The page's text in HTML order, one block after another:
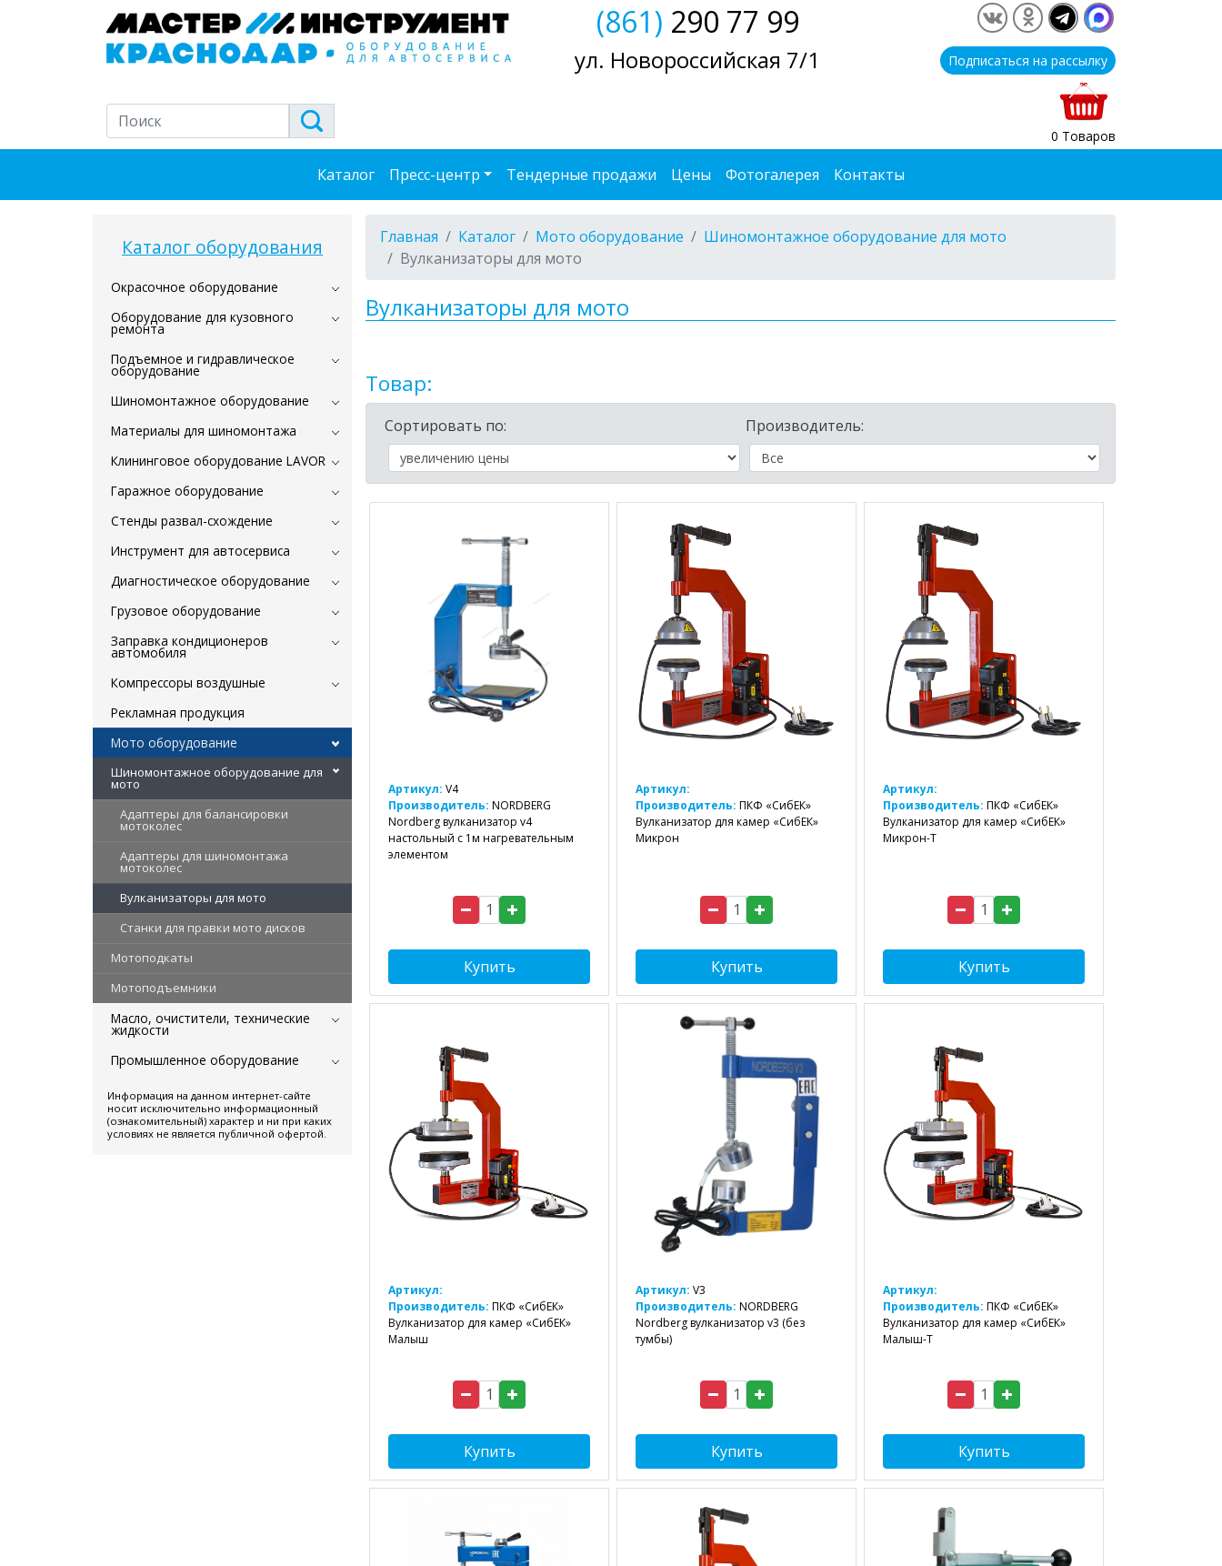
(861) 290 77 99
ул. Новороссийская 7/1 Подписаться на рассылку
0 Товаров
Каталог Пресс-центр Тендерные продажи Цены Фотогалерея Контакты
Каталог оборудования
Окрасочное оборудование
Оборудование для кузовного
ремонта
Подъемное и гидравлическое
оборудование
Шиномонтажное оборудование
Материалы для шиномонтажа
Клининговое оборудование LAVOR
Гаражное оборудование
Стенды развал-схождение
Инструмент для автосервиса
Диагностическое оборудование
Грузовое оборудование
Заправка кондиционеров
автомобиля
Компрессоры воздушные
Рекламная продукция
Мото оборудование
Шиномонтажное оборудование для
мото
Адаптеры для балансировки
мотоколес
Адаптеры для шиномонтажа
мотоколес
Вулканизаторы для мото
Станки для правки мото дисков
Мотоподкаты
Мотоподъемники
Масло, очистители, технические
жидкости
Промышленное оборудование
Информация на данном интернет-сайте
носит исключительно информационный
(ознакомительный) характер и ни при каких
условиях не является публичной офертой.
Главная Каталог Мото оборудование
Шиномонтажное оборудование для мото
Вулканизаторы для мото
Вулканизаторы для мото
Товар:
Сортировать по: Производитель:
Артикул: V4
Производитель: NORDBERG
Nordberg вулканизатор v4
настольный с 1м нагревательным
элементом
Купить
Артикул:
Производитель: ПКФ «СибЕК»
Вулканизатор для камер «СибЕК»
Микрон
Купить
Артикул:
Производитель: ПКФ «СибЕК»
Вулканизатор для камер «СибЕК»
Микрон-Т
Купить
Артикул:
Производитель: ПКФ «СибЕК»
Вулканизатор для камер «СибЕК»
Малыш
Купить
Артикул: V3
Производитель: NORDBERG
Nordberg вулканизатор v3 (без
тумбы)
Купить
Артикул:
Производитель: ПКФ «СибЕК»
Вулканизатор для камер «СибЕК»
Малыш-Т
Купить